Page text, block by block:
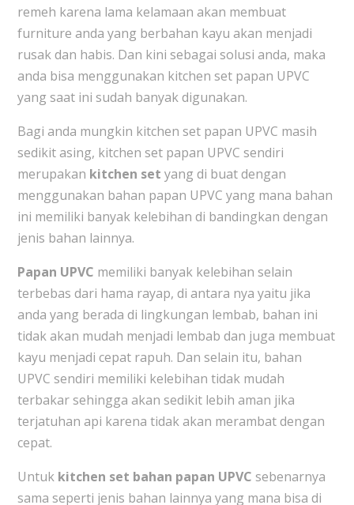
remeh karena lama kelamaan akan membuat
furniture anda yang berbahan kayu akan menjadi
rusak dan habis. Dan kini sebagai solusi anda, maka
anda bisa menggunakan kitchen set papan UPVC
yang saat ini sudah banyak digunakan.
Bagi anda mungkin kitchen set papan UPVC masih
sedikit asing, kitchen set papan UPVC sendiri
merupakan kitchen set yang di buat dengan
menggunakan bahan papan UPVC yang mana bahan
ini memiliki banyak kelebihan di bandingkan dengan
jenis bahan lainnya.
Papan UPVC memiliki banyak kelebihan selain
terbebas dari hama rayap, di antara nya yaitu jika
anda yang berada di lingkungan lembab, bahan ini
tidak akan mudah menjadi lembab dan juga membuat
kayu menjadi cepat rapuh. Dan selain itu, bahan
UPVC sendiri memiliki kelebihan tidak mudah
terbakar sehingga akan sedikit lebih aman jika
terjatuhan api karena tidak akan merambat dengan
cepat.
Untuk kitchen set bahan papan UPVC sebenarnya
sama seperti jenis bahan lainnya yang mana bisa di